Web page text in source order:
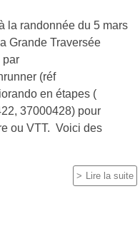
la randonnée du 5 mars
Grande Traversée
par
(réf
en étapes (
37000428) pour
ou VTT. Voici des
Lire la suite